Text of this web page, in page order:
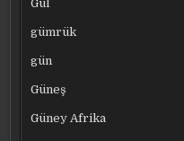
Gül
gümrük
gün
Güneş
Güney Afrika